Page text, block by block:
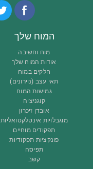
המוח שלך
מוח וחשיבה
אודות המוח שלך
חלקים במוח
תאי עצב (נוירונים)
גמישות המוח
קוגניציה
אובדן זיכרון
מוגבלויות אינטלקטואליות
תפקודים מוחיים
פונקציות תפקודיות
תפיסה
קשב